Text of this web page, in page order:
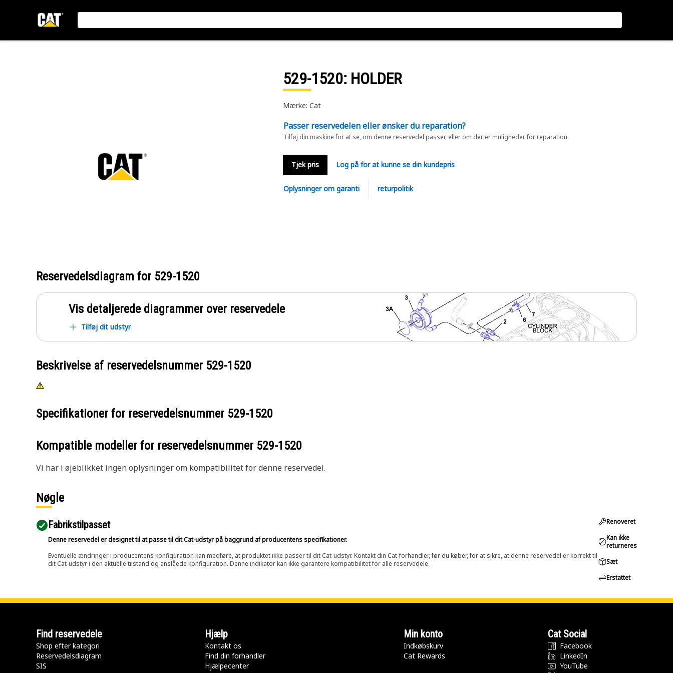
529-1520: HOLDER
Mærke: Cat
Passer reservedelen eller ønsker du reparation?
Tilføj din maskine for at se, om denne reservedel passer, eller om der er muligheder for reparation.
Tjek pris Log på for at kunne se din kundepris
Oplysninger om garanti returpolitik
Reservedelsdiagram for 529-1520
Vis detaljerede diagrammer over reservedele
Tilføj dit udstyr
Beskrivelse af reservedelsnummer 529-1520
Specifikationer for reservedelsnummer 529-1520
Kompatible modeller for reservedelsnummer 529-1520
Vi har i øjeblikket ingen oplysninger om kompatibilitet for denne reservedel.
Nøgle
Fabrikstilpasset
Denne reservedel er designet til at passe til dit Cat-udstyr på baggrund af producentens specifikationer.
Eventuelle ændringer i producentens konfiguration kan medføre, at produktet ikke passer til dit Cat-udstyr. Kontakt din Cat-forhandler, før du køber, for at sikre, at denne reservedel er korrekt til
dit Cat-udstyr i den aktuelle tilstand og anslåede konfiguration. Denne indikator kan ikke garantere kompatibilitet for alle reservedele.
Renoveret
Kan ikke
returneres
Sæt
Erstattet
Find reservedele
Shop efter kategori
Reservedelsdiagram
SIS
Hjælp
Kontakt os
Find din forhandler
Hjælpecenter
Min konto
Indkøbskurv
Cat Rewards
Cat Social
Facebook
LinkedIn
YouTube